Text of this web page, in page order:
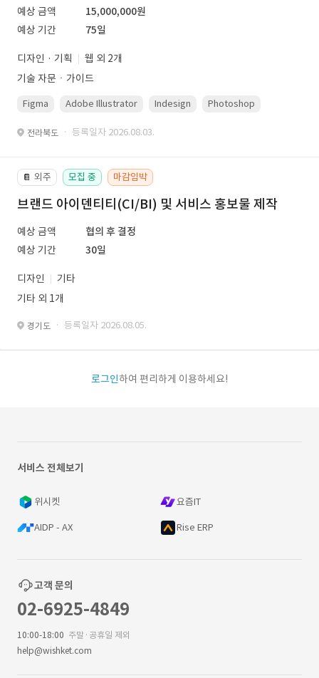
예상 금액
15,000,000원
예상 기간
75일
디자인 · 기획
웹 외 2개
기술 자문ㆍ가이드
Figma Adobe Illustrator Indesign Photoshop
전라북도 · 등록일자 2026.08.03.
📔 외주 모집 중 마감임박
브랜드 아이덴티티(CI/BI) 및 서비스 홍보물 제작
예상 금액
협의 후 결정
예상 기간
30일
디자인
기타
기타 외 1개
경기도 · 등록일자 2026.08.05.
로그인하여 편리하게 이용하세요!
서비스 전체보기
위시켓 요즘IT
AIDP - AX Rise ERP
고객 문의
02-6925-4849
10:00-18:00 주말·공휴일 제외
help@wishket.com